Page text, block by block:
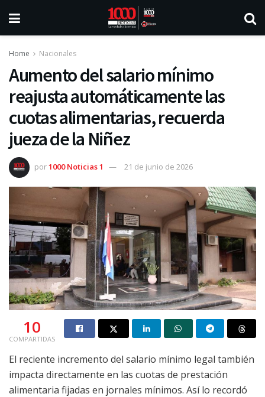
Home Nacionales
Aumento del salario mínimo
reajusta automáticamente las
cuotas alimentarias, recuerda
jueza de la Niñez
por1000 Noticias 1 21 de junio de 2026
10
COMPARTIDAS
El reciente incremento del salario mínimo legal también
impacta directamente en las cuotas de prestación
alimentaria fijadas en jornales mínimos. Así lo recordó